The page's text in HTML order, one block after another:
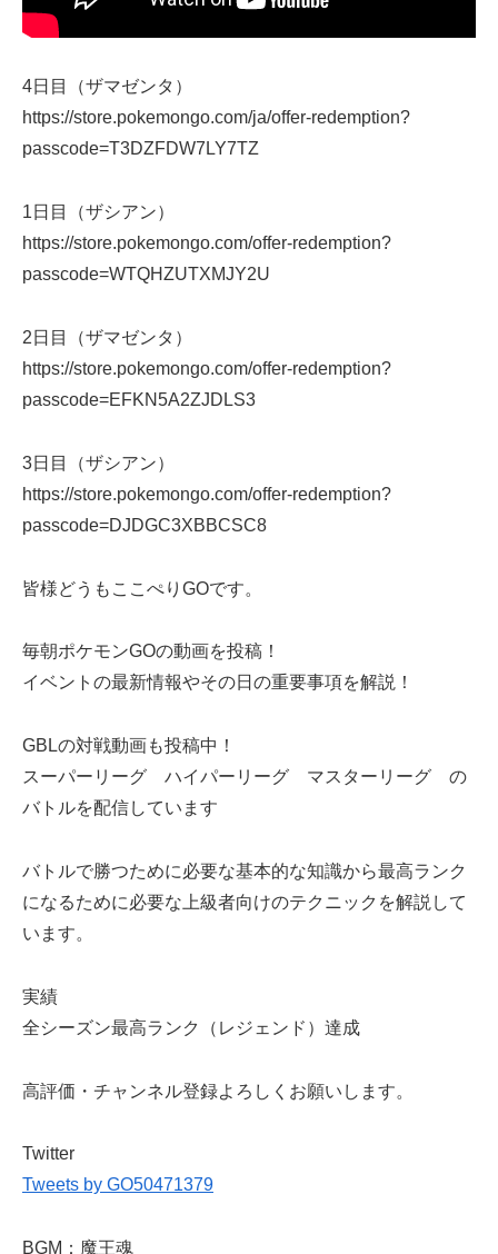
4日目（ザマゼンタ）
https://store.pokemongo.com/ja/offer-redemption?
passcode=T3DZFDW7LY7TZ
1日目（ザシアン）
https://store.pokemongo.com/offer-redemption?
passcode=WTQHZUTXMJY2U
2日目（ザマゼンタ）
https://store.pokemongo.com/offer-redemption?
passcode=EFKN5A2ZJDLS3
3日目（ザシアン）
https://store.pokemongo.com/offer-redemption?
passcode=DJDGC3XBBCSC8
皆様どうもここぺりGOです。
毎朝ポケモンGOの動画を投稿！
イベントの最新情報やその日の重要事項を解説！
GBLの対戦動画も投稿中！
スーパーリーグ ハイパーリーグ マスターリーグ の
バトルを配信しています
バトルで勝つために必要な基本的な知識から最高ランク
になるために必要な上級者向けのテクニックを解説して
います。
実績
全シーズン最高ランク（レジェンド）達成
高評価・チャンネル登録よろしくお願いします。
Twitter
Tweets by GO50471379
BGM：魔王魂